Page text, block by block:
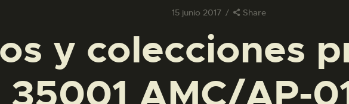
15 junio 2017 Share
y colecciones
COLECCIONES
DIDÁCTICA